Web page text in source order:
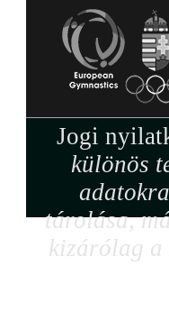
Jogi
különös
tárolása,
kizárólag a